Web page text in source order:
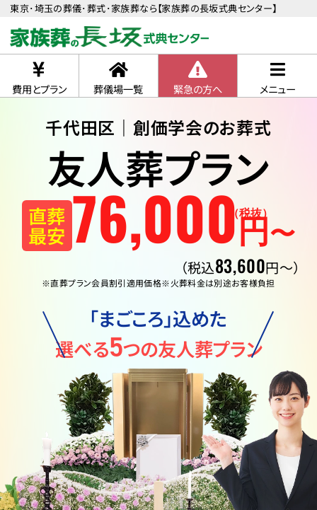
東京･埼玉の葬儀･葬式･家族葬なら【家族葬の長坂式典センター】
費用とプラン 葬儀場一覧 緊急の方へ メニュー
千代田区｜創価学会のお葬式
友人葬プラン
直葬
最安 76,000円 〜
（税抜）
（税込83,600円〜）
※直葬プラン会員割引適用価格※火葬料金は別途お客様負担
「まごころ」込めた
選べる5つの友人葬プラン